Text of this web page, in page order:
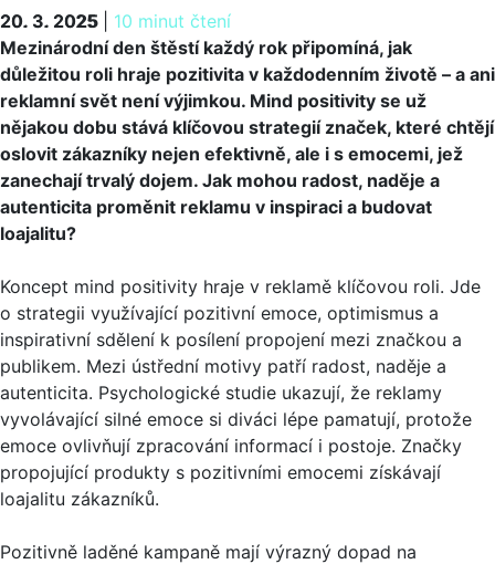
20. 3. 2025 10 minut čtení
20. 3. 2025
Mezinárodní den štěstí každý rok připomíná, jak
důležitou roli hraje pozitivita v každodenním životě – a ani
reklamní svět není výjimkou. Mind positivity se už
nějakou dobu stává klíčovou strategií značek, které chtějí
oslovit zákazníky nejen efektivně, ale i s emocemi, jež
zanechají trvalý dojem. Jak mohou radost, naděje a
autenticita proměnit reklamu v inspiraci a budovat
loajalitu?
Koncept mind positivity hraje v reklamě klíčovou roli. Jde
o strategii využívající pozitivní emoce, optimismus a
inspirativní sdělení k posílení propojení mezi značkou a
publikem. Mezi ústřední motivy patří radost, naděje a
autenticita. Psychologické studie ukazují, že reklamy
vyvolávající silné emoce si diváci lépe pamatují, protože
emoce ovlivňují zpracování informací i postoje. Značky
propojující produkty s pozitivními emocemi získávají
loajalitu zákazníků.
Pozitivně laděné kampaně mají výrazný dopad na